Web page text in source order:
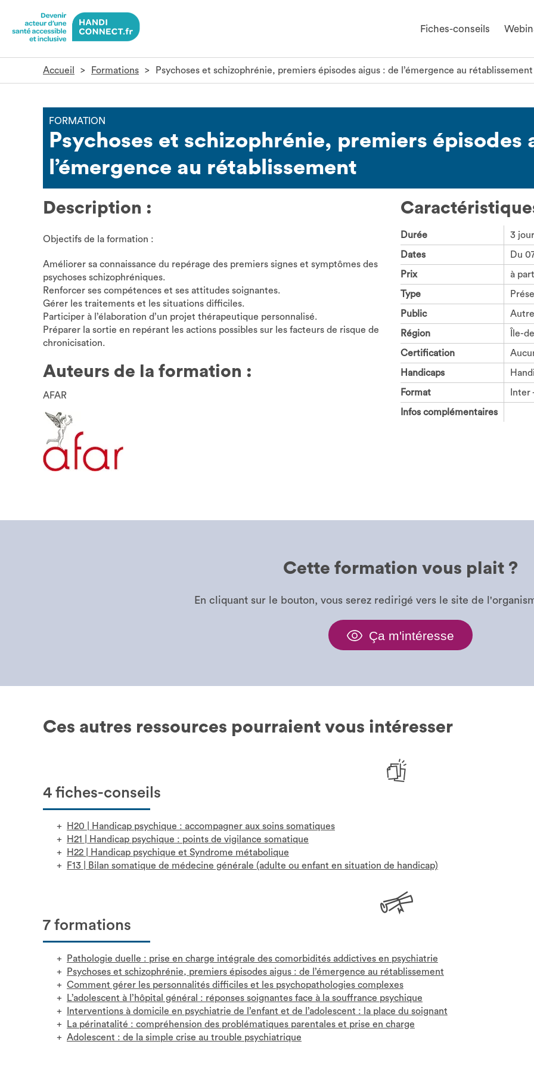
Fiches-conseils
Accueil Formations Psychoses et schizophrénie, premiers épisodes aigus : de l’émergence au rétablissement
FORMATION
Psychoses et schizophrénie, premiers épisodes
l’émergence au rétablissement
Description :
Objectifs de la formation :
Améliorer sa connaissance du repérage des premiers signes et symptômes des
psychoses schizophréniques.
Renforcer ses compétences et ses attitudes soignantes.
Gérer les traitements et les situations difficiles.
Participer à l’élaboration d’un projet thérapeutique personnalisé.
Préparer la sortie en repérant les actions possibles sur les facteurs de risque de
chronicisation.
Auteurs de la formation :
AFAR
Durée 3
Dates Du
Prix à
Type
Public
Région Île-
Certification
Handicaps
Format Inter
Infos complémentaires
Cette formation vous plait ?
En cliquant sur le bouton, vous serez redirigé vers le site de
Ça m'intéresse
Ces autres ressources pourraient vous intéresser
4 fiches-conseils
H20
Handicap psychique : accompagner aux soins somatiques
H21
Handicap psychique : points de vigilance somatique
H22
Handicap psychique et Syndrome métabolique
F13
Bilan somatique de médecine générale (adulte ou enfant en situation de handicap)
7 formations
Pathologie duelle : prise en charge intégrale des comorbidités addictives en psychiatrie
Psychoses et schizophrénie, premiers épisodes aigus : de l’émergence au rétablissement
Comment gérer les personnalités difficiles et les psychopathologies complexes
L’adolescent à l’hôpital général : réponses soignantes face à la souffrance psychique
Interventions à domicile en psychiatrie de l’enfant et de l’adolescent : la place du soignant
La périnatalité : compréhension des problématiques parentales et prise en charge
Adolescent : de la simple crise au trouble psychiatrique